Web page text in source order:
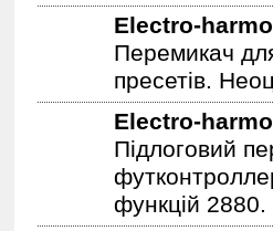
Electro-
Перемикач
пресетів.
Electro-
Підлоговий
функцій 2880.